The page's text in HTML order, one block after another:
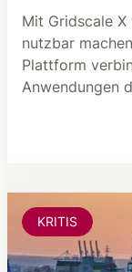
Mit Gridscale
nutzbar
Plattform
Anwendungen
KRITIS